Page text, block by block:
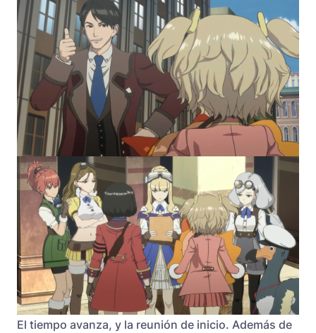
El tiempo avanza, y la reunión de inicio. Además de